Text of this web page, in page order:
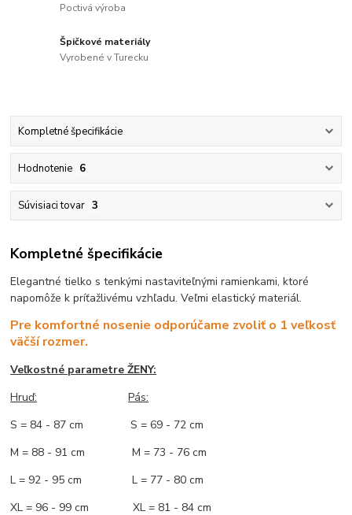
Poctivá výroba
Špičkové materiály
Vyrobené v Turecku
Kompletné špecifikácie
Hodnotenie 6
Súvisiaci tovar 3
Kompletné špecifikácie
Elegantné tielko s tenkými nastaviteľnými ramienkami, ktoré
napomôže k príťažlivému vzhľadu. Veľmi elastický materiál.
Pre komfortné nosenie odporúčame zvoliť o 1 veľkosť
väčší rozmer.
Veľkostné parametre ŽENY:
Hruď:
Pás:
S = 84 - 87 cm S = 69 - 72 cm
M = 88 - 91 cm M = 73 - 76 cm
L = 92 - 95 cm L = 77 - 80 cm
XL = 96 - 99 cm XL = 81 - 84 cm